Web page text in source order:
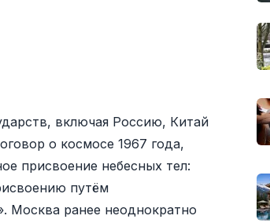
включая Россию, Китай
о космосе 1967 года,
присвоение небесных тел:
путём
Москва ранее неоднократно